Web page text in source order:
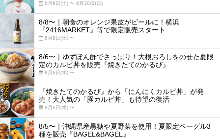
8月8日(土) 〜 8月30日(日)
8/8〜｜朝食のオレンジ果皮がビールに！横浜
『2416MARKET』等で限定販売スタート
8月8日(土) 〜
8/6〜｜ゆずぽん酢でさっぱり！大根おろしをのせた夏限
定のカルビ丼を販売『焼きたてのかるび』
8月6日(木) 〜
『焼きたてのかるび』から「にんにくカルビ丼」が発
売！大人気の「豚カルビ丼」も待望の復活
8月6日(木) 〜
8/5〜｜沖縄県産黒糖や夏野菜を使用！夏限定ベーグル3
種を販売『BAGEL&BAGEL』